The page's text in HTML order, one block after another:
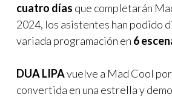
cuatro días que completarán
2024, los asistentes han podido
variada programación en 6
DUA LIPAvuelve a Mad Cool
convertida en una estrella y